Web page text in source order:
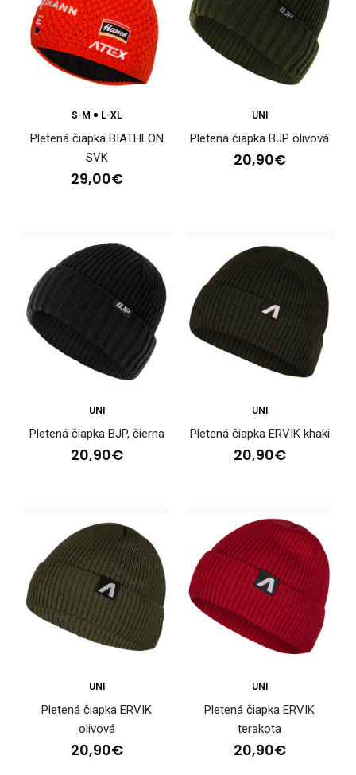
Dámska tenká športová čiapka HOWARDDámska športová
čiapka HOWARD je dokonalým doplnkom na tréning a ..
Dvojvrstvová čiapka BIATHLON SVK
S-M L-XL
Pletená čiapka BIATHLON
SVK
29,00€
UNI
Pletená čiapka BJP olivová
20,90€
UNI
Pletená čiapka BJP, čierna
20,90€
UNI
Pletená čiapka ERVIK khaki
20,90€
UNI
Pletená čiapka ERVIK
olivová
20,90€
UNI
Pletená čiapka ERVIK
terakota
20,90€